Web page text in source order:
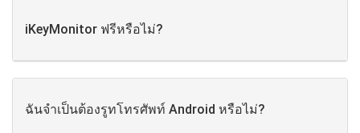
iKeyMonitor ฟรีหรือไม่?
ฉันจำเป็นต้องรูทโทรศัพท์ Android หรือไม่?